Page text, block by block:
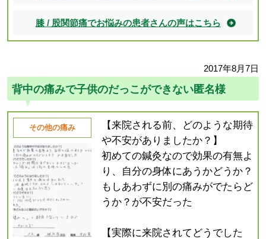
膝 / 股関節痛でお悩みの患者さんの声はこちら
2017年8月7日
背中の痛みで子供のだっこができない匿名様
その他の痛み
【来院される前、どのような期待
や不安がありましたか？】
初めての鍼灸なので効果の有無よ
り、自分の身体にあうかどうか？
もしあわずに別の痛みがでたらど
うか？が不安だった
【実際に来院されてどうでした